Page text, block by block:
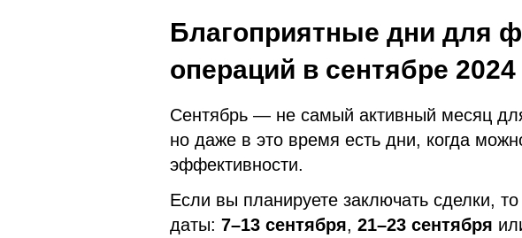
Благоприятные дни для
операций в сентябре 2024
Сентябрь — не самый активный месяц
но даже в это время есть дни, когда
эффективности.
Если вы планируете заключать сделки,
даты: 7–13 сентября, 21–23 сентября